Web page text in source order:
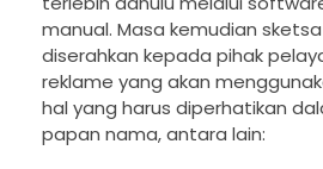
manual. Masa kemudian
diserahkan kepada pihak
reklame yang akan
hal yang harus diperhatikan
papan nama, antara lain: